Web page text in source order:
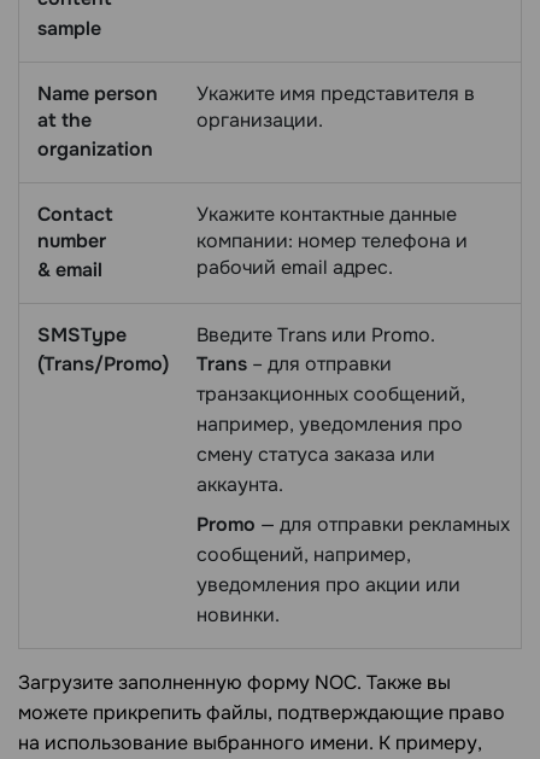
sample
Name person
at the
organization
Укажите имя представителя в
организации.
Contact
number
& email
Укажите контактные данные
компании: номер телефона и
рабочий email адрес.
SMSType
(Trans/Promo)
Введите Trans или Promo.
Trans – для отправки
транзакционных сообщений,
например, уведомления про
смену статуса заказа или
аккаунта.
Promo — для отправки рекламных
сообщений, например,
уведомления про акции или
новинки.
Загрузите заполненную форму NOC. Также вы
можете прикрепить файлы, подтверждающие право
на использование выбранного имени. К примеру,